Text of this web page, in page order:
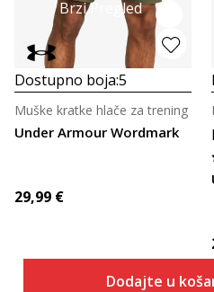
Brzi Pregled
Dostupno boja:5
Under Armour Wordmark
Muške kratke hlače za trening
29,99 €
Dodajte u